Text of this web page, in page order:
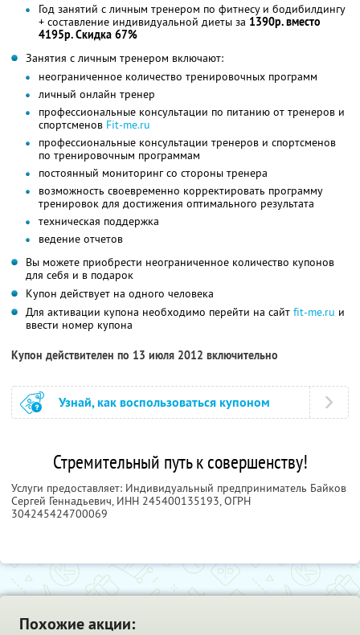
Год занятий с личным тренером по фитнесу и бодибилдингу
+ составление индивидуальной диеты за 1390р. вместо
4195р. Скидка 67%
Занятия с личным тренером включают:
неограниченное количество тренировочных программ
личный онлайн тренер
профессиональные консультации по питанию от тренеров и
спортсменов Fit-me.ru
профессиональные консультации тренеров и спортсменов
по тренировочным программам
постоянный мониторинг со стороны тренера
возможность своевременно корректировать программу
тренировок для достижения оптимального результата
техническая поддержка
ведение отчетов
Вы можете приобрести неограниченное количество купонов
для себя и в подарок
Купон действует на одного человека
Для активации купона необходимо перейти на сайт fit-me.ru и
ввести номер купона
Купон действителен по 13 июля 2012 включительно
Узнай, как воспользоваться купоном
Стремительный путь к совершенству!
Услуги предоставляет: Индивидуальный предприниматель Байков
Сергей Геннадьевич, ИНН 245400135193, ОГРН
304245424700069
Похожие акции: